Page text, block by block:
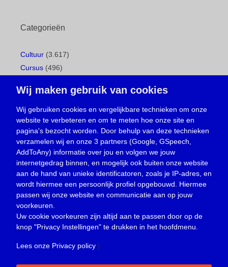
Categorieën
Cultuur (3.617)
Cursus (496)
Gemeentepagina(104)
Ingezonden brief(537)
Media(156)
Nieuws (23.329)
Oproep(734)
Overlijden(39)
Podcast(18)
prijsvraag (5)
Religie (1.438)
Service(226)
Wij maken gebruik van cookies
Wij gebruiken cookies en vergelijkbare technieken om onze
website te verbeteren en om te meten hoe onze site en
pagina's bezocht worden. Door behulp van deze technieken
verzamelen wij en onze 3 partners (Google, GSpeech,
AddToAny) informatie over jou en volgen we jouw
internetgedrag binnen, en mogelijk ook buiten onze website
aan de hand van unieke identificatoren, zoals je IP-adres, en
wordt hiermee een persoonlijk profiel opgebouwd. Hiermee
passen wij onze website en communicatie aan op jouw
voorkeuren.
Uw cookie voorkeuren zijn altijd aan te passen door op de
knop "Privacy Instellingen" te drukken in het hoofdmenu.
Lees onze Privacy policy |